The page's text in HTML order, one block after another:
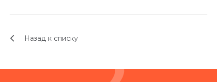
Назад к списку